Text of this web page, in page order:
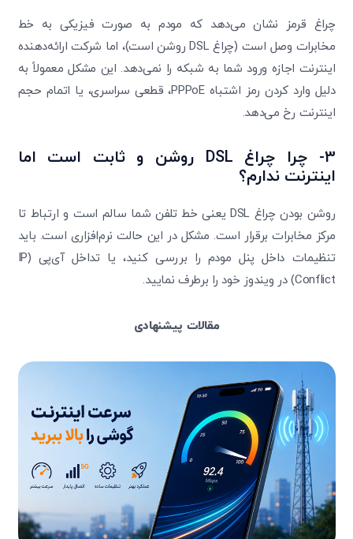
چراغ قرمز نشان می‌دهد که مودم به صورت فیزیکی به خط
مخابرات وصل است (چراغ DSL روشن است)، اما شرکت ارائه‌دهنده
اینترنت اجازه ورود شما به شبکه را نمی‌دهد. این مشکل معمولاً به
دلیل وارد کردن رمز اشتباه PPPoE، قطعی سراسری، یا اتمام حجم
اینترنت رخ می‌دهد.
3- چرا چراغ
روشن و ثابت است اما
اینترنت ندارم؟
روشن بودن چراغ DSL یعنی خط تلفن شما سالم است و ارتباط تا
مرکز مخابرات برقرار است. مشکل در این حالت نرم‌افزاری است. باید
تنظیمات داخل پنل مودم را بررسی کنید، یا تداخل آی‌پی (IP
Conflict) در ویندوز خود را برطرف نمایید.
مقالات پیشنهادی